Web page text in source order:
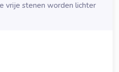
vrije stenen worden lichter